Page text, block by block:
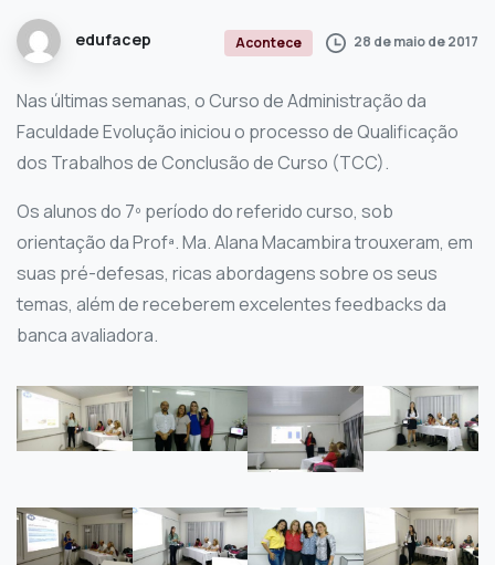
edufacep Acontece 28 de maio de 2017
Nas últimas semanas, o Curso de Administração da
Faculdade Evolução iniciou o processo de Qualificação
dos Trabalhos de Conclusão de Curso (TCC).
Os alunos do 7º período do referido curso, sob
orientação da Profª. Ma. Alana Macambira trouxeram, em
suas pré-defesas, ricas abordagens sobre os seus
temas, além de receberem excelentes feedbacks da
banca avaliadora.